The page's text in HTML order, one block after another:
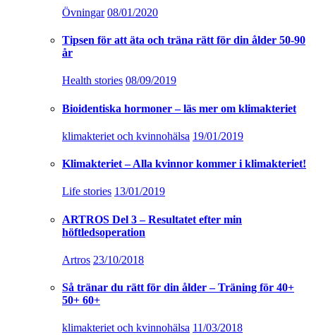
Övningar 08/01/2020
Tipsen för att äta och träna rätt för din ålder 50-90
år
Health stories 08/09/2019
Bioidentiska hormoner – läs mer om klimakteriet
klimakteriet och kvinnohälsa 19/01/2019
Klimakteriet – Alla kvinnor kommer i klimakteriet!
Life stories 13/01/2019
ARTROS Del 3 – Resultatet efter min
höftledsoperation
Artros 23/10/2018
Så tränar du rätt för din ålder – Träning för 40+
50+ 60+
klimakteriet och kvinnohälsa 11/03/2018